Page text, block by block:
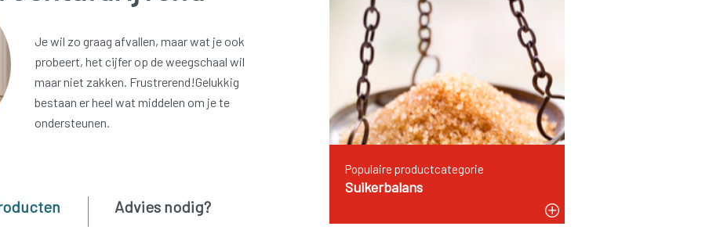
Populaire productcategorie
Suikerbalans
Je wil zo graag afvallen, maar wat je ook
probeert, het cijfer op de weegschaal wil
maar niet zakken. Frustrerend!Gelukkig
bestaan er heel wat middelen om je te
ondersteunen.
Advies nodig?